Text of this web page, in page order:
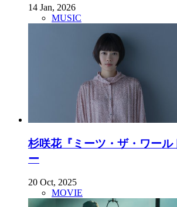
14 Jan, 2026
MUSIC
杉咲花『ミーツ・ザ・ワール
ー
20 Oct, 2025
MOVIE